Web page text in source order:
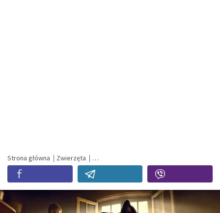
Strona główna Zwierzęta